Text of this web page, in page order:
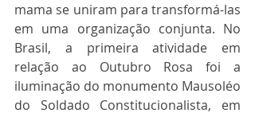
mama se uniram para transformá-las
em uma organização conjunta. No
Brasil, a primeira atividade em
relação ao Outubro Rosa foi a
iluminação do monumento Mausoléo
do Soldado Constitucionalista, em